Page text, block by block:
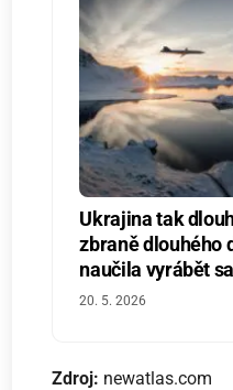
Ukrajina tak
zbraně dlouhého
naučila vyrábět
20. 5. 2026
Zdroj: newatlas.com